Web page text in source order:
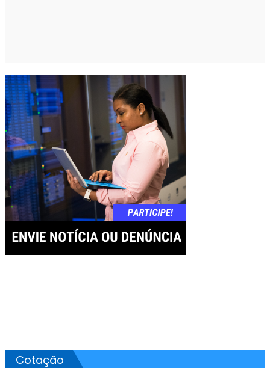
Cotação